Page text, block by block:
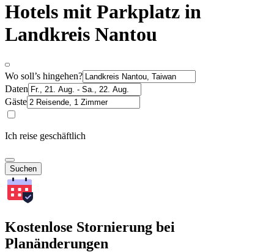
Hotels mit Parkplatz in
Landkreis Nantou
Wo soll’s hingehen?
Daten
Gäste
Ich reise geschäftlich
Suchen
Kostenlose Stornierung bei
Planänderungen